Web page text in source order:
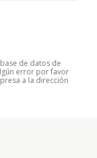
de datos de
error por favor
a la dirección